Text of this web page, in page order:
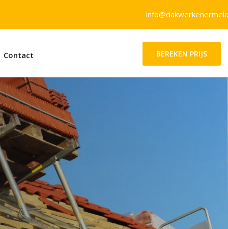
Contact BEREKEN PRIJS